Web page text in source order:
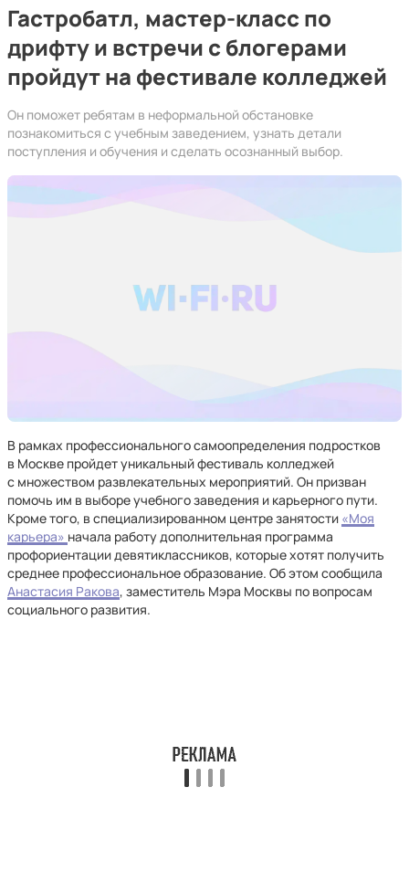
Гастробатл, мастер-класс по
дрифту и встречи с блогерами
пройдут на фестивале колледжей
Он поможет ребятам в неформальной обстановке
познакомиться с учебным заведением, узнать детали
поступления и обучения и сделать осознанный выбор.
В рамках профессионального самоопределения подростков
в Москве пройдет уникальный фестиваль колледжей
с множеством развлекательных мероприятий. Он призван
помочь им в выборе учебного заведения и карьерного пути.
Кроме того, в специализированном центре занятости «Моя
карьера» начала работу дополнительная программа
профориентации девятиклассников, которые хотят получить
среднее профессиональное образование. Об этом сообщила
Анастасия Ракова, заместитель Мэра Москвы по вопросам
социального развития.